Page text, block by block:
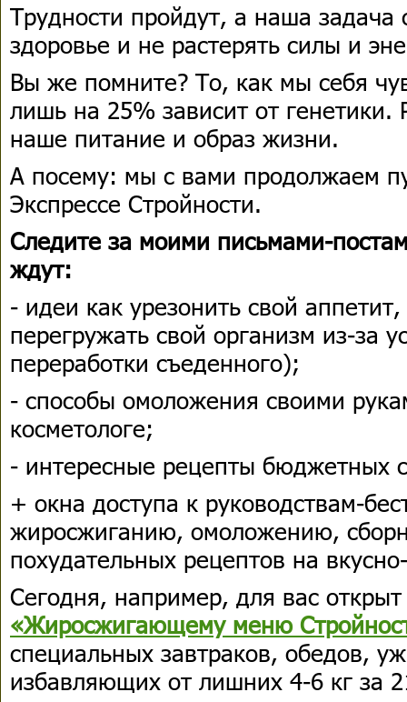
Трудности пройдут, а наша задача
здоровье и не растерять силы и
Вы же помните? То, как мы себя
лишь на 25% зависит от
наше питание и образ жизни.
А посему: мы с вами продолжаем
Экспрессе Стройности.
Следите за моими письмами-
ждут:
- идеи как урезонить свой
перегружать свой организм из-за
переработки съеденного);
- способы омоложения своими
косметологе;
- интересные рецепты бюджетных
+ окна доступа к руководствам-
жиросжиганию, омоложению,
похудательных рецептов на
Сегодня, например, для вас
«Жиросжигающему меню
специальных завтраков, обедов,
избавляющих от лишних 4-6 кг за